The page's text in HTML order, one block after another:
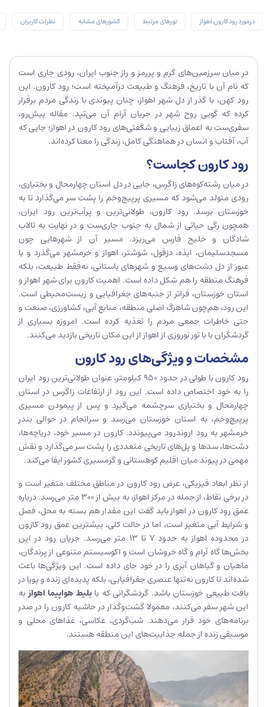
درمورد رود کارون اهواز تورهای مرتبط کشورهای مشابه نظرات کاربران
در میان سرزمین‌های گرم و پررمز و راز جنوب ایران، رودی جاری‌ است
که نام آن با تاریخ، فرهنگ و طبیعت درآمیخته است؛ رود کارون. این
رود کهن، با گذر از دل شهر اهواز، چنان پیوندی با زندگی مردم برقرار
کرده که گویی روح شهر در جریان آرام آن می‌تپد. مقاله پیش‌رو،
سفری‌ست به اعماق زیبایی و شگفتی‌های رود کارون در اهواز؛ جایی که
آب، آفتاب و انسان در هماهنگی کامل، زندگی را معنا کرده‌اند.
رود کارون کجاست؟
در میان رشته‌کوه‌های زاگرس، جایی در دل استان چهارمحال و بختیاری،
رودی متولد می‌شود که مسیری پرپیچ‌وخم را پشت سر می‌گذارد تا به
خوزستان برسد. رود کارون، طولانی‌ترین و پرآب‌ترین رود ایران،
همچون رگی حیاتی از شمال به جنوب جاری‌ست و در نهایت به تالاب
شادگان و خلیج فارس می‌ریزد. مسیر آن از شهرهایی چون
مسجدسلیمان، ایذه، دزفول، شوشتر، اهواز و خرمشهر می‌گذرد و با
عبور از دل دشت‌های وسیع و شهرهای باستانی، نه‌فقط طبیعت، بلکه
فرهنگ منطقه را هم شکل داده است. اهمیت کارون برای شهر اهواز و
استان خوزستان، فراتر از جنبه‌های جغرافیایی و زیست‌محیطی است.
این رود، هم‌چون شاهرگ اصلی منطقه، منابع آبی، کشاورزی، صنعت و
حتی خاطرات جمعی مردم را تغذیه کرده است. امروزه بسیاری از
گردشگران با با تور نوروزی از اهواز از این مکان تاریخی بازدید می‌کنند.
مشخصات و ویژگی‌های رود کارون
رود کارون با طولی در حدود ۹۵۰ کیلومتر، عنوان طولانی‌ترین رود ایران
را به خود اختصاص داده است. این رود از ارتفاعات زاگرس در استان
چهارمحال و بختیاری سرچشمه می‌گیرد و پس از پیمودن مسیری
پرپیچ‌وخم، به استان خوزستان می‌رسد و سرانجام در حوالی بندر
خرمشهر به رود اروندرود می‌پیوندد. کارون در مسیر خود، دریاچه‌ها،
دشت‌ها، سدها و پل‌های تاریخی متعددی را پشت سر می‌گذارد و نقش
مهمی در پیوند میان اقلیم کوهستانی و گرمسیری کشور ایفا می‌کند.
از نظر ابعاد فیزیکی، عرض رود کارون در مناطق مختلف متغیر است و
در برخی نقاط، از جمله در مرکز اهواز، به بیش از ۳۰۰ متر می‌رسد. درباره
عمق رود کارون در اهواز باید گفت این مقدار هم بسته به محل، فصل
و شرایط آبی متغیر است، اما در حالت کلی، بیشترین عمق رود کارون
در محدوده اهواز به حدود ۷ تا ۱۳ متر می‌رسد. جریان رود در این
بخش‌ها گاه آرام و گاه خروشان است و اکوسیستم متنوعی از پرندگان،
ماهیان و گیاهان آبزی را در خود جای داده است. این ویژگی‌ها باعث
شده‌اند تا کارون نه‌تنها عنصری جغرافیایی، بلکه پدیده‌ای زنده و پویا در
بافت طبیعی خوزستان باشد. گردشگرانی که بابلیط هواپیما اهوازبه
این شهر سفر می‌کنند، معمولا گشت‌وگذار در حاشیه کارون را در صدر
برنامه‌های خود قرار می‌دهند. شب‌گردی، عکاسی، غذاهای محلی و
موسیقی زنده از جمله جذابیت‌های این منطقه هستند.